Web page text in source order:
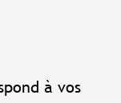
à vos